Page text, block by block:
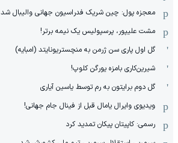
معجزه پول: چین شریک فدراسیون جهانی والیبال شد
مشت علیپور، پرسپولیس یک نیمه برتر!
گل اول پاری سن ژرمن به منچستریونایتد (امبایه)
شیرین‌کاری بامزه یورگن کلوپ!
گل دوم برایتون به رم توسط یاسین آیاری
ویدیوی وایرال یامال قبل از فینال جام جهانی!
رسمی: کاپیتان پیکان تمدید کرد